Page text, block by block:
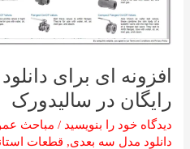
افزونه ای برای
رایگان در سالیدورک
دیدگاه‌ خود را بنویسید / مباحث
دانلود مدل سه بعدی, قطعات
رایگان
سالیدورک